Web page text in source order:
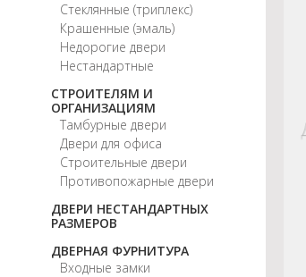
Стеклянные (триплекс)
Крашенные (эмаль)
Недорогие двери
Нестандартные
СТРОИТЕЛЯМ И
ОРГАНИЗАЦИЯМ
Тамбурные двери
Двери для офиса
Строительные двери
Противопожарные двери
ДВЕРИ НЕСТАНДАРТНЫХ
РАЗМЕРОВ
ДВЕРНАЯ ФУРНИТУРА
Входные замки